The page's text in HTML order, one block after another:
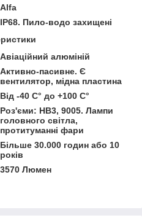
Alfa
IP68. Пило-водо захищені
Авіаційний алюміній
Активно-пасивне. Є
вентилятор, мідна пластина
Від -40 С° до +100 С°
Роз'єми: HB3, 9005. Лампи
головного світла,
протитуманні фари
Більше 30.000 годин або 10
років
3570 Люмен